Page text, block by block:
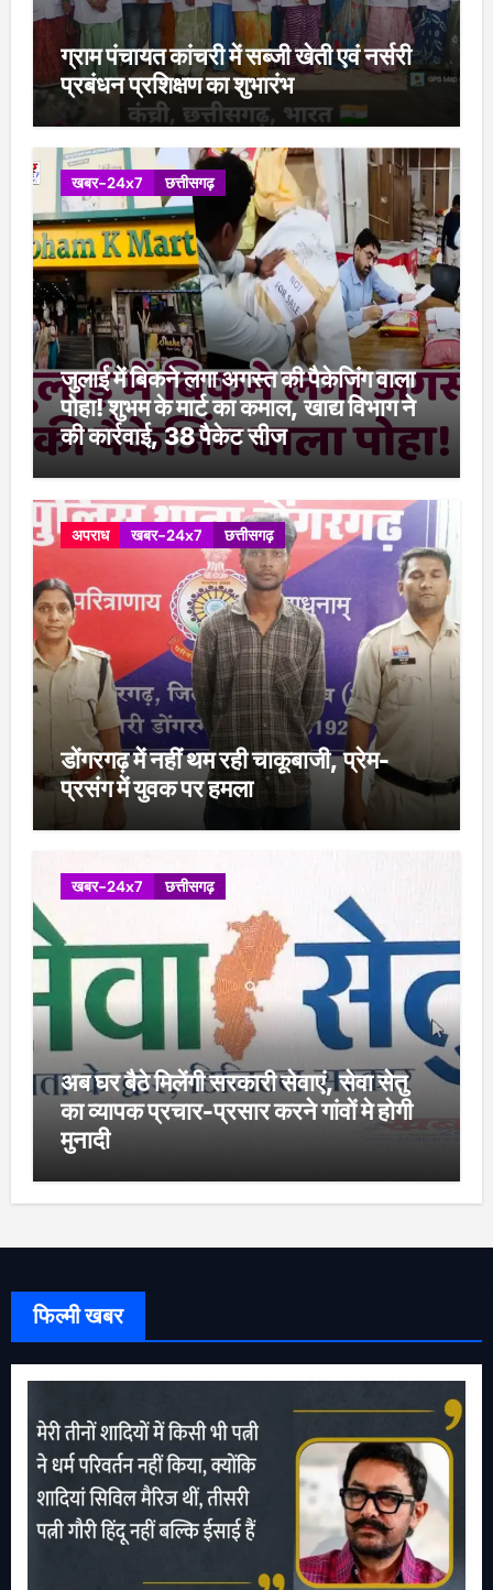
ग्राम पंचायत कांचरी में सब्जी खेती एवं नर्सरी
प्रबंधन प्रशिक्षण का शुभारंभ
खबर-24x7 छत्तीसगढ़
जुलाई में बिकने लगा अगस्त की पैकेजिंग वाला
पोहा! शुभम के मार्ट का कमाल, खाद्य विभाग ने
की कार्रवाई, 38 पैकेट सीज
अपराध खबर-24x7 छत्तीसगढ़
डोंगरगढ़ में नहीं थम रही चाकूबाजी, प्रेम-
प्रसंग में युवक पर हमला
खबर-24x7 छत्तीसगढ़
अब घर बैठे मिलेंगी सरकारी सेवाएं, सेवा सेतु
का व्यापक प्रचार-प्रसार करने गांवों मे होगी
मुनादी
फिल्मी खबर